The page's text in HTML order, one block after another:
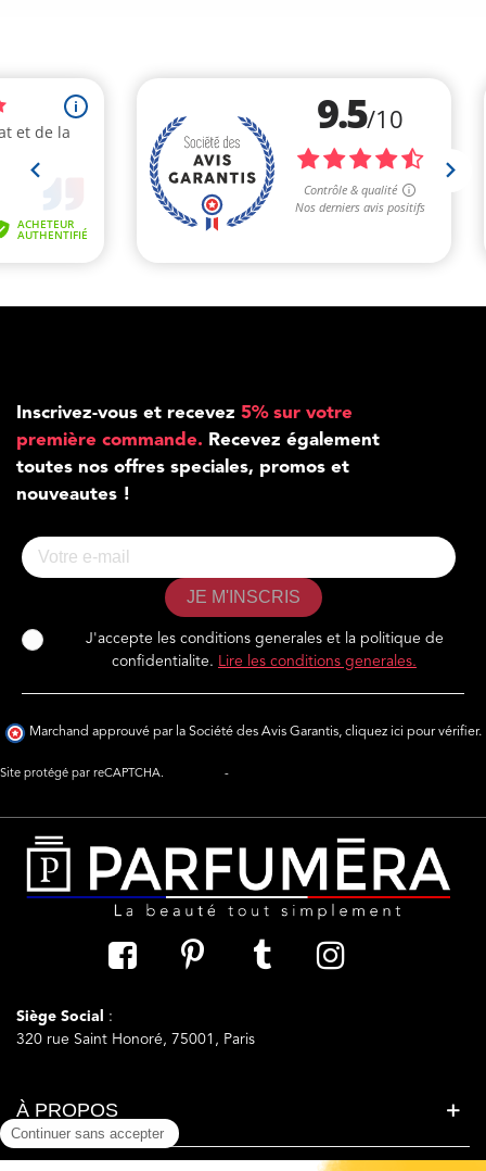
Inscrivez-vous et recevez 5% sur votre
première commande. Recevez également
toutes nos offres speciales, promos et
nouveautes !
JE M'INSCRIS
J'accepte les conditions generales et la politique de
confidentialite. Lire les conditions generales.
Marchand approuvé par la Société des Avis Garantis, cliquez ici pour vérifier.
Site protégé par reCAPTCHA. -
Siège Social
:
320 rue Saint Honoré, 75001, Paris
À PROPOS